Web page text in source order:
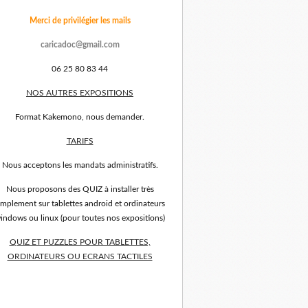
Merci de privilégier les mails
caricadoc@gmail.com
06 25 80 83 44
NOS AUTRES EXPOSITIONS
Format Kakemono, nous demander.
TARIFS
Nous acceptons les mandats administratifs.
Nous proposons des QUIZ à installer très
sur tablettes android et ordinateurs
ou linux (pour toutes nos expositions)
QUIZ ET PUZZLES POUR TABLETTES,
ORDINATEURS OU ECRANS TACTILES